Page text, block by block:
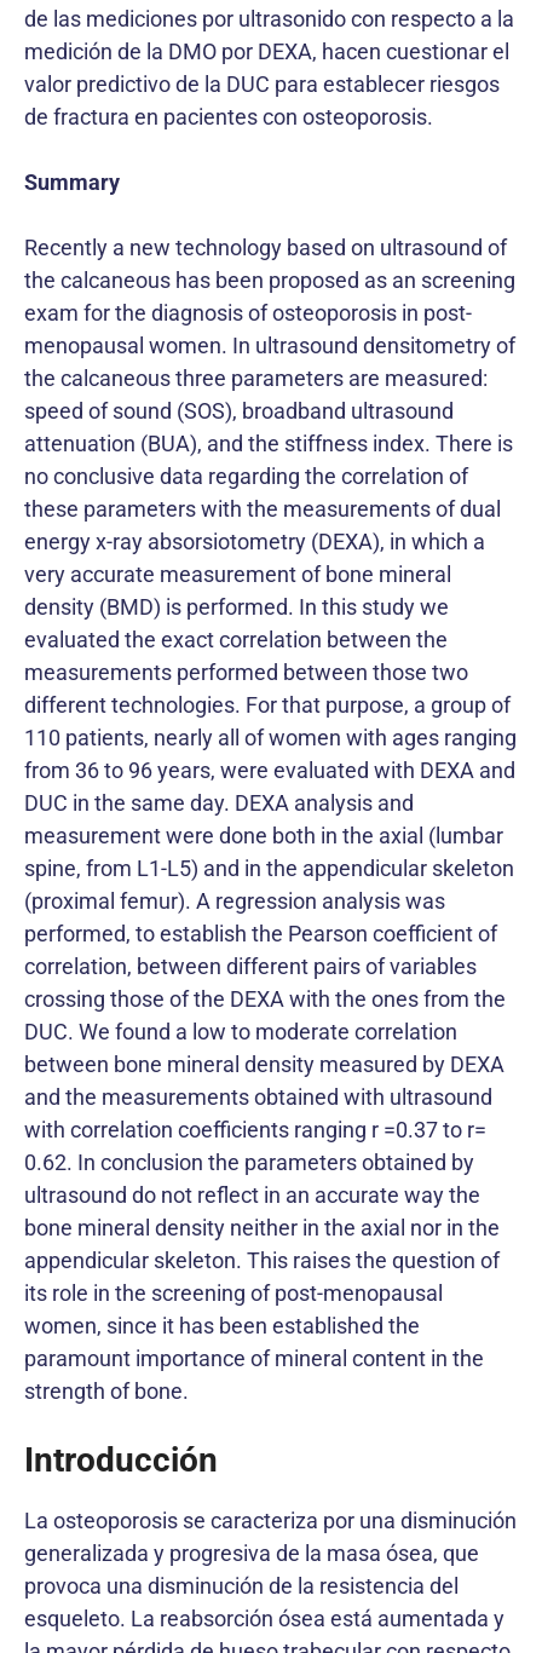
de las mediciones por ultrasonido con respecto a la
medición de la DMO por DEXA, hacen cuestionar el
valor predictivo de la DUC para establecer riesgos
de fractura en pacientes con osteoporosis.
Summary
Recently a new technology based on ultrasound of
the calcaneous has been proposed as an screening
exam for the diagnosis of osteoporosis in post-
menopausal women. In ultrasound densitometry of
the calcaneous three parameters are measured:
speed of sound (SOS), broadband ultrasound
attenuation (BUA), and the stiffness index. There is
no conclusive data regarding the correlation of
these parameters with the measurements of dual
energy x-ray absorsiotometry (DEXA), in which a
very accurate measurement of bone mineral
density (BMD) is performed. In this study we
evaluated the exact correlation between the
measurements performed between those two
different technologies. For that purpose, a group of
110 patients, nearly all of women with ages ranging
from 36 to 96 years, were evaluated with DEXA and
DUC in the same day. DEXA analysis and
measurement were done both in the axial (lumbar
spine, from L1-L5) and in the appendicular skeleton
(proximal femur). A regression analysis was
performed, to establish the Pearson coefficient of
correlation, between different pairs of variables
crossing those of the DEXA with the ones from the
DUC. We found a low to moderate correlation
between bone mineral density measured by DEXA
and the measurements obtained with ultrasound
with correlation coefficients ranging r =0.37 to r=
0.62. In conclusion the parameters obtained by
ultrasound do not reflect in an accurate way the
bone mineral density neither in the axial nor in the
appendicular skeleton. This raises the question of
its role in the screening of post-menopausal
women, since it has been established the
paramount importance of mineral content in the
strength of bone.
Introducción
La osteoporosis se caracteriza por una disminución
generalizada y progresiva de la masa ósea, que
provoca una disminución de la resistencia del
esqueleto. La reabsorción ósea está aumentada y